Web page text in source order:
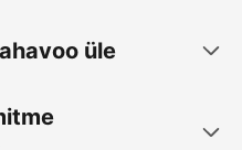
üle